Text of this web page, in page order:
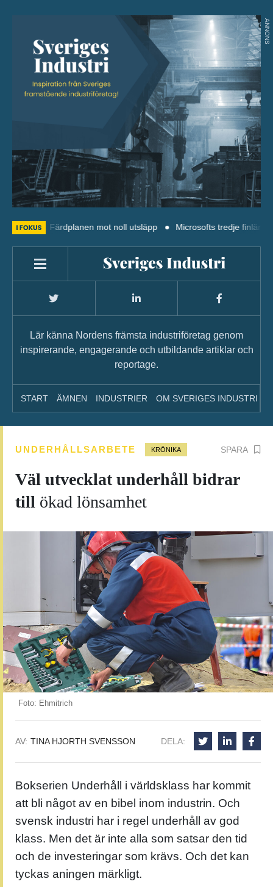
ANNONS
Färdplanen mot noll utsläpp Microsofts tredje finländska
Lär känna Nordens främsta industriföretag genom
inspirerande, engagerande och utbildande artiklar och
reportage.
START ÄMNEN INDUSTRIER OM SVERIGES INDUSTRI
UNDERHÅLLSARBETE KRÖNIKA SPARA
Väl utvecklat underhåll bidrar
till ökad lönsamhet
Foto: Ehmitrich
AV: TINA HJORTH SVENSSON DELA:
Bokserien Underhåll i världsklass har kommit
att bli något av en bibel inom industrin. Och
svensk industri har i regel underhåll av god
klass. Men det är inte alla som satsar den tid
och de investeringar som krävs. Och det kan
tyckas aningen märkligt.